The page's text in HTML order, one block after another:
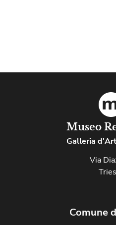
Museo
Galleria
Via
Comune